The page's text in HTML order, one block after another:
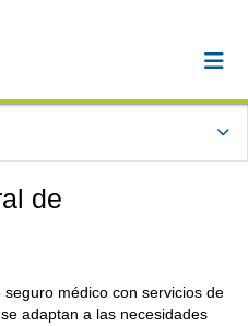
de
médico con servicios de
adaptan a las necesidades